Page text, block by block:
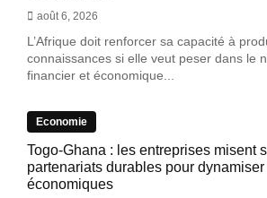
août 6, 2026
L’Afrique doit renforcer sa capacité à
connaissances si elle veut peser dans le
financier et économique...
Economie
Togo-Ghana : les entreprises misent
partenariats durables pour
économiques